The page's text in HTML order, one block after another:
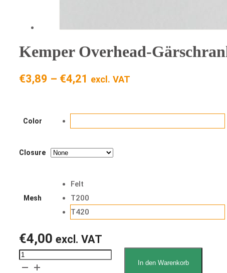
Kemper Overhead-
€3,89 – €4,21 Preisspanne:
excl. VAT
Color
Closure
Mesh
Felt
T200
T420
€4,00 excl. VAT
Kemper
Overhead-
In den Warenkorb